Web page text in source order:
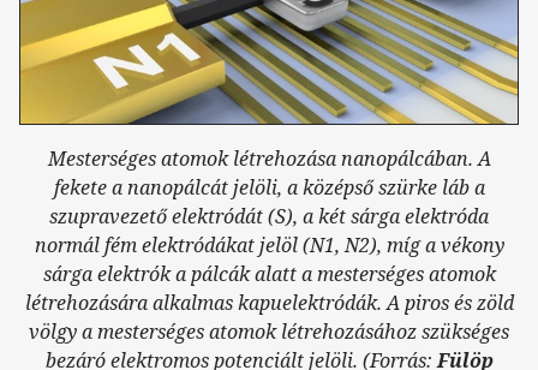
Mesterséges atomok létrehozása nanopálcában. A
fekete a nanopálcát jelöli, a középső szürke láb a
szupravezető elektródát (S), a két sárga elektróda
normál fém elektródákat jelöl (N1, N2), míg a vékony
sárga elektrók a pálcák alatt a mesterséges atomok
létrehozására alkalmas kapuelektródák. A piros és zöld
völgy a mesterséges atomok létrehozásához szükséges
bezáró elektromos potenciált jelöli. (Forrás:Fülöp